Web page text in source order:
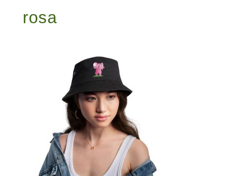
rosa